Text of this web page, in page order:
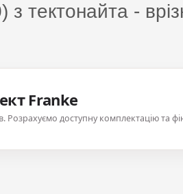
тектонайта -
Franke
Розрахуємо доступну комплектацію та